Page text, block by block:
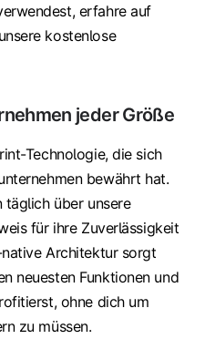
erfahre auf
kostenlose
jeder Größe
Technologie, die sich
bewährt hat.
täglich über unsere
für ihre Zuverlässigkeit
Architektur sorgt
neuesten Funktionen und
ohne dich um
zu müssen.